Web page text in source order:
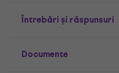
Întrebări și răspunsuri
Documente